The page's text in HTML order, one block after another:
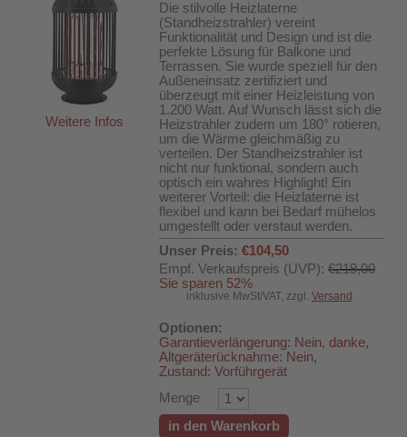
Weitere Infos
Die stilvolle Heizlaterne
(Standheizstrahler) vereint
Funktionalität und Design und ist die
perfekte Lösung für Balkone und
Terrassen. Sie wurde speziell für den
Außeneinsatz zertifiziert und
überzeugt mit einer Heizleistung von
1.200 Watt. Auf Wunsch lässt sich die
Heizstrahler zudem um 180° rotieren,
um die Wärme gleichmäßig zu
verteilen. Der Standheizstrahler ist
nicht nur funktional, sondern auch
optisch ein wahres Highlight! Ein
weiterer Vorteil: die Heizlaterne ist
flexibel und kann bei Bedarf mühelos
umgestellt oder verstaut werden.
Unser Preis: €104,50
Empf. Verkaufspreis (UVP): €219,00
Sie sparen 52%
inklusive MwSt/VAT, zzgl. Versand
Optionen:
Garantieverlängerung: Nein, danke,
Altgeräterücknahme: Nein,
Zustand: Vorführgerät
Menge
in den Warenkorb